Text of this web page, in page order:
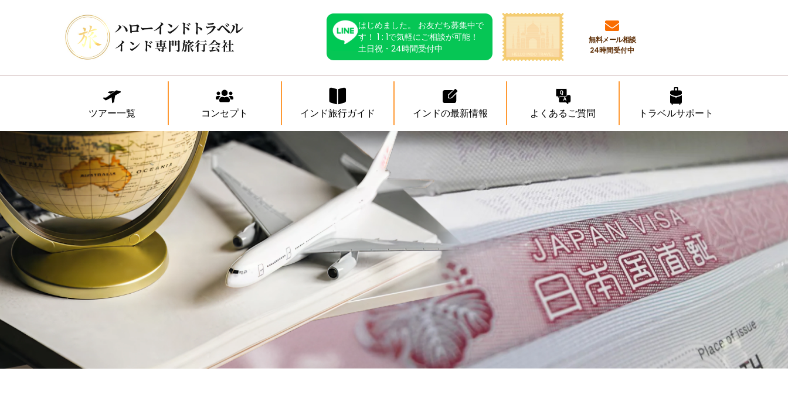
はじめました。 お友だち募集中で
す！ 1 : 1で気軽にご相談が可能！
土日祝・24時間受付中
無料メール相談
24時間受付中
ツアー一覧 コンセプト インド旅行ガイド インドの最新情報 よくあるご質問 トラベルサポート